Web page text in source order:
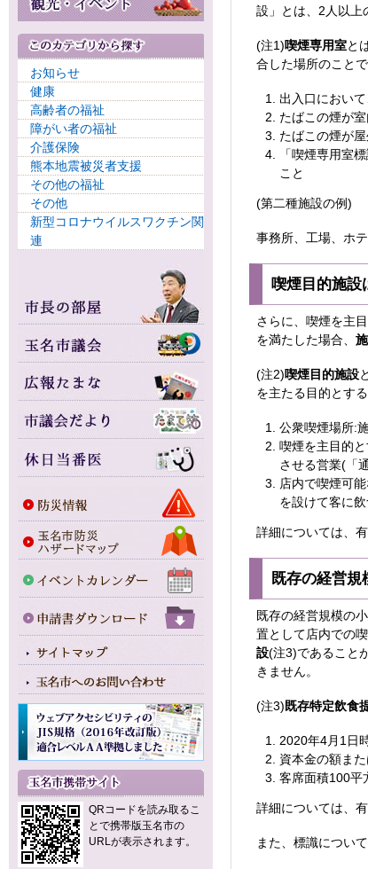
お知らせ
健康
高齢者の福祉
障がい者の福祉
介護保険
熊本地震被災者支援
その他の福祉
その他
新型コロナウイルスワクチン関
連
QRコードを読み取るこ
とで携帯版玉名市の
URLが表示されます。
設」とは、2人以上
(注1)喫煙専用室と
合した場所のこと
出入口におい
たばこの煙が
たばこの煙が
「喫煙専用室
こと
(第二種施設の例)
事務所、工場、ホ
喫煙目的施設
さらに、喫煙を主
を満たした場合、
(注2)喫煙目的施設
を主たる目的とす
公衆喫煙場所:
喫煙を主目的
させる営業(「
店内で喫煙可
を設けて客に
詳細については、
既存の経営規
既存の経営規模の
置として店内での
設(注3)であること
きません。
(注3)既存特定飲食
2020年4月1日
資本金の額ま
客席面積100平
詳細については、
また、標識につい